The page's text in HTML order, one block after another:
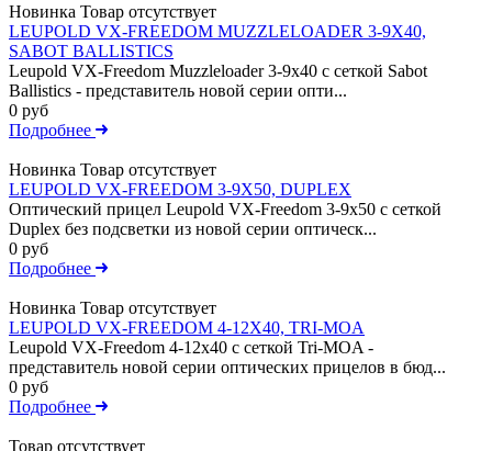
Новинка Товар отсутствует
LEUPOLD VX-FREEDOM MUZZLELOADER 3-9X40,
SABOT BALLISTICS
Leupold VX-Freedom Muzzleloader 3-9x40 c сеткой Sabot
Ballistics - представитель новой серии опти...
0 руб
Подробнее
Новинка Товар отсутствует
LEUPOLD VX-FREEDOM 3-9X50, DUPLEX
Оптический прицел Leupold VX-Freedom 3-9x50 c сеткой
Duplex без подсветки из новой серии оптическ...
0 руб
Подробнее
Новинка Товар отсутствует
LEUPOLD VX-FREEDOM 4-12X40, TRI-MOA
Leupold VX-Freedom 4-12x40 c сеткой Tri-MOA -
представитель новой серии оптических прицелов в бюд...
0 руб
Подробнее
Товар отсутствует